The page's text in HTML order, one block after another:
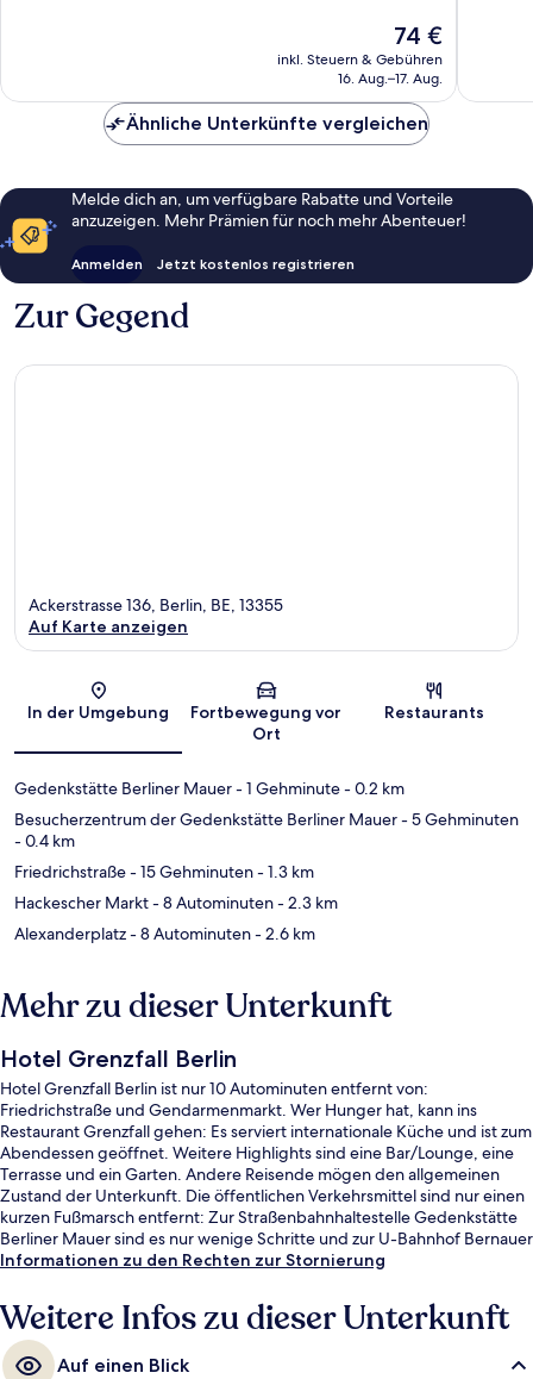
Der
Preis
beträgt
74 €
inkl. Steuern & Gebühren
16. Aug.–17. Aug.
Ähnliche Unterkünfte vergleichen
Melde dich an, um verfügbare Rabatte und Vorteile
anzuzeigen. Mehr Prämien für noch mehr Abenteuer!
Anmelden Jetzt kostenlos registrieren
Zur Gegend
Karte
Ackerstrasse 136, Berlin, BE, 13355
Auf Karte anzeigen
In der Umgebung
Fortbewegung vor
Ort
Restaurants
Gedenkstätte Berliner Mauer- 1 Gehminute- 0.2 km
Besucherzentrum der Gedenkstätte Berliner Mauer- 5 Gehminuten
- 0.4 km
Friedrichstraße- 15 Gehminuten- 1.3 km
Hackescher Markt- 8 Autominuten- 2.3 km
Alexanderplatz- 8 Autominuten- 2.6 km
Mehr zu dieser Unterkunft
Hotel Grenzfall Berlin
Hotel Grenzfall Berlin ist nur 10 Autominuten entfernt von:
Friedrichstraße und Gendarmenmarkt. Wer Hunger hat, kann ins
Restaurant Grenzfall gehen: Es serviert internationale Küche und ist zum
Abendessen geöffnet. Weitere Highlights sind eine Bar/Lounge, eine
Terrasse und ein Garten. Andere Reisende mögen den allgemeinen
Zustand der Unterkunft. Die öffentlichen Verkehrsmittel sind nur einen
kurzen Fußmarsch entfernt: Zur Straßenbahnhaltestelle Gedenkstätte
Berliner Mauer sind es nur wenige Schritte und zur U-Bahnhof Bernauer
Straße 7 Minuten.
Informationen zu den Rechten zur Stornierung
Weitere Infos zu dieser Unterkunft
Auf einen Blick